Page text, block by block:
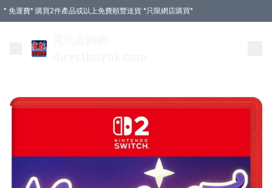
* 免運費* 購買2件產品或以上免費順豐送貨 *只限網店購買*